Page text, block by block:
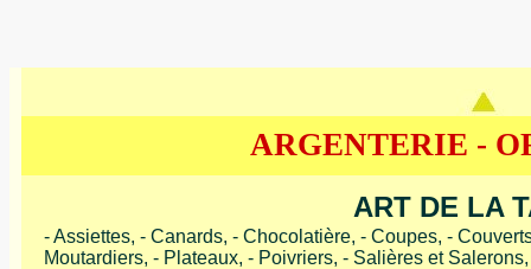
ARGENTERIE -
ART DE LA
- Assiettes, - Canards, - Chocolatière, - Coupes, -
Moutardiers, - Plateaux, - Poivriers, - Salières et